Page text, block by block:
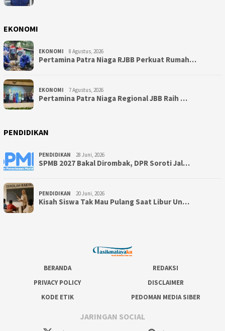
EKONOMI
EKONOMI 8 Agustus, 2026
Pertamina Patra Niaga RJBB Perkuat Rumah…
EKONOMI 7 Agustus, 2026
Pertamina Patra Niaga Regional JBB Raih …
PENDIDIKAN
PENDIDIKAN 28 Juni, 2026
SPMB 2027 Bakal Dirombak, DPR Soroti Jal…
PENDIDIKAN 20 Juni, 2026
Kisah Siswa Tak Mau Pulang Saat Libur Un…
BERANDA
REDAKSI
PRIVACY POLICY
DISCLAIMER
KODE ETIK
PEDOMAN MEDIA SIBER
JARINGAN SOCIAL